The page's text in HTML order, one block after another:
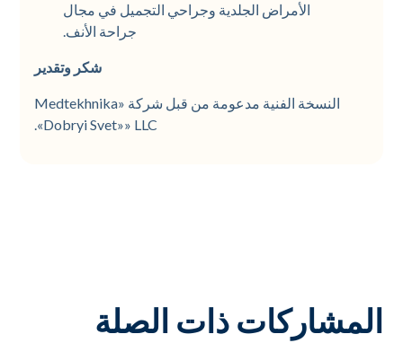
الأمراض الجلدية وجراحي التجميل في مجال
جراحة الأنف.
شكر وتقدير
النسخة الفنية مدعومة من قبل شركة «Medtekhnika
«Dobryi Svet»» LLC.
المشاركات ذات الصلة